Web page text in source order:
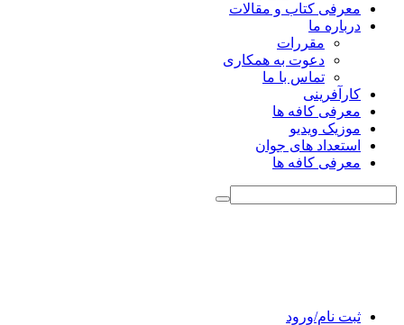
معرفی کتاب و مقالات
درباره ما
مقررات
دعوت به همکاری
تماس با ما
کارآفرینی
معرفی کافه ها
موزیک ویدیو
استعداد های جوان
معرفی کافه ها
ثبت نام/ورود